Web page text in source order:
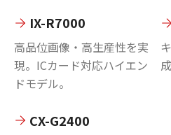
IX-R7000
高品位画像・高生産性を実
現。ICカード対応ハイエン
ドモデル。
CX-G2400